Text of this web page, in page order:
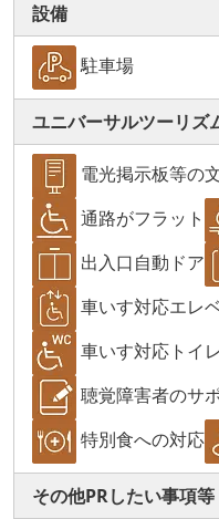
設備
駐車場
ユニバーサルツーリズ
電光掲示板等の
通路がフラット
出入口自動ドア
車いす対応エレ
車いす対応トイレ
聴覚障害者のサ
特別食への対応
その他PRしたい事項等